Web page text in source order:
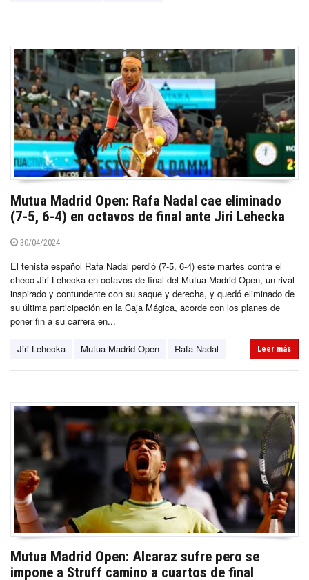
Mutua Madrid Open: Rafa Nadal cae eliminado
(7-5, 6-4) en octavos de final ante Jiri Lehecka
30/04/2024
El tenista español Rafa Nadal perdió (7-5, 6-4) este martes contra el
checo Jiri Lehecka en octavos de final del Mutua Madrid Open, un rival
inspirado y contundente con su saque y derecha, y quedó eliminado de
su última participación en la Caja Mágica, acorde con los planes de
poner fin a su carrera en...
Jiri Lehecka Mutua Madrid Open Rafa Nadal Leer más
Mutua Madrid Open: Alcaraz sufre pero se
impone a Struff camino a cuartos de final